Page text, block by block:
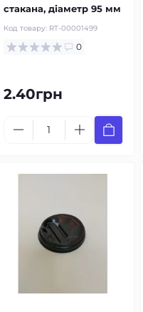
стакана, діаметр 95 мм
Код товару: RT-00001499
0
2.40грн